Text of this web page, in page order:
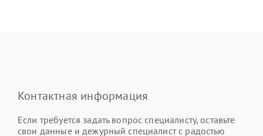
Контактная информация
Если требуется задать вопрос специалисту, оставьте
свои данные и дежурный специалист с радостью